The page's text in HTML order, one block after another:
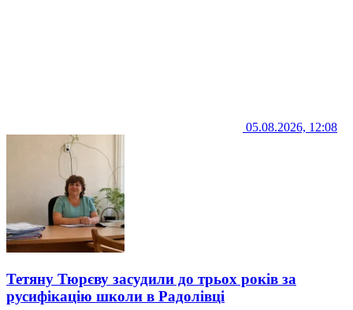
05.08.2026, 12:08
Тетяну Тюрєву засудили до трьох років за
русифікацію школи в Радолівці